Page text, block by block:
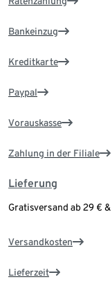
Bankeinzug
Kreditkarte
Paypal
Vorauskasse
Zahlung in der Filiale
Lieferung
Gratisversand ab 29 €
Versandkosten
Lieferzeit